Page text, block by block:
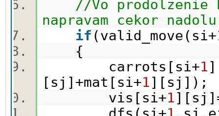
//Vo prodolzenie
napravam cekor nadolu
if (valid_move(si+
{
carrots[si+1
[sj]+mat[si+1
vis[si+1